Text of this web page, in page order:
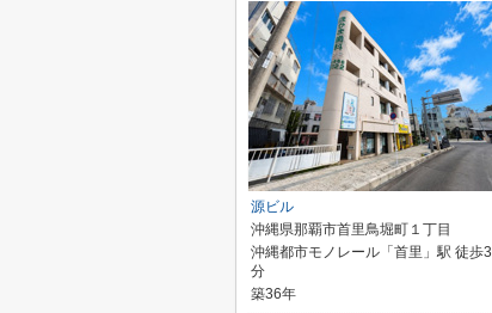
源ビル
沖縄県那覇市首里鳥堀町１丁目
沖縄都市モノレール「首里」駅 徒歩3
分
築36年